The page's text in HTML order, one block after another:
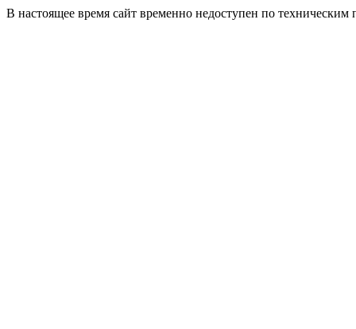
В настоящее время сайт временно недоступен по техническим